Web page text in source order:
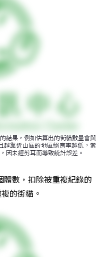
結果，例如估算出的街貓數量會與
越靠近山區的地區絕育率越低，當
因未經剪耳而導致統計誤差。
數，扣除被重複紀錄的
的街貓。